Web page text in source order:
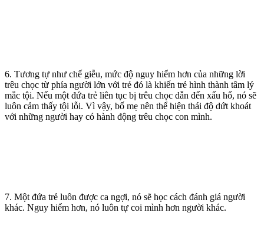
6. Tương tự như chế giễu, mức độ nguy hiểm hơn của những lời
trêu chọc từ phía người lớn với trẻ đó là khiến trẻ hình thành tâm lý
mắc tội. Nếu một đứa trẻ liên tục bị trêu chọc dẫn đến xấu hổ, nó sẽ
luôn cảm thấy tội lỗi. Vì vậy, bố mẹ nên thể hiện thái độ dứt khoát
với những người hay có hành động trêu chọc con mình.
7. Một đứa trẻ luôn được ca ngợi, nó sẽ học cách đánh giá người
khác. Nguy hiểm hơn, nó luôn tự coi mình hơn người khác.